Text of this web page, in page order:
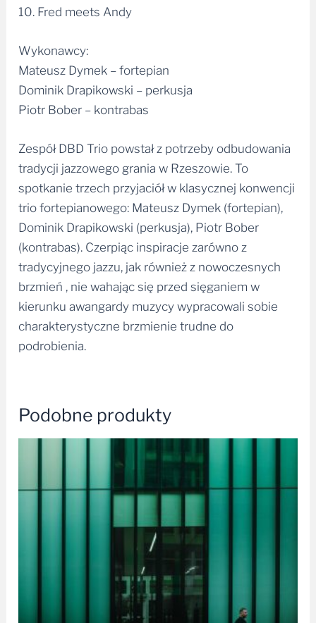
10. Fred meets Andy
Wykonawcy:
Mateusz Dymek – fortepian
Dominik Drapikowski – perkusja
Piotr Bober – kontrabas
Zespół DBD Trio powstał z potrzeby odbudowania
tradycji jazzowego grania w Rzeszowie. To
spotkanie trzech przyjaciół w klasycznej konwencji
trio fortepianowego: Mateusz Dymek (fortepian),
Dominik Drapikowski (perkusja), Piotr Bober
(kontrabas). Czerpiąc inspiracje zarówno z
tradycyjnego jazzu, jak również z nowoczesnych
brzmień , nie wahając się przed sięganiem w
kierunku awangardy muzycy wypracowali sobie
charakterystyczne brzmienie trudne do
podrobienia.
Podobne produkty